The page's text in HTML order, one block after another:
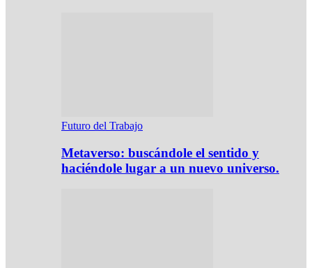
Futuro del Trabajo
Metaverso: buscándole el sentido y
haciéndole lugar a un nuevo universo.